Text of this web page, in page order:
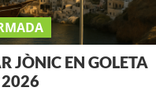
JÒNIC EN GOLETA
2026